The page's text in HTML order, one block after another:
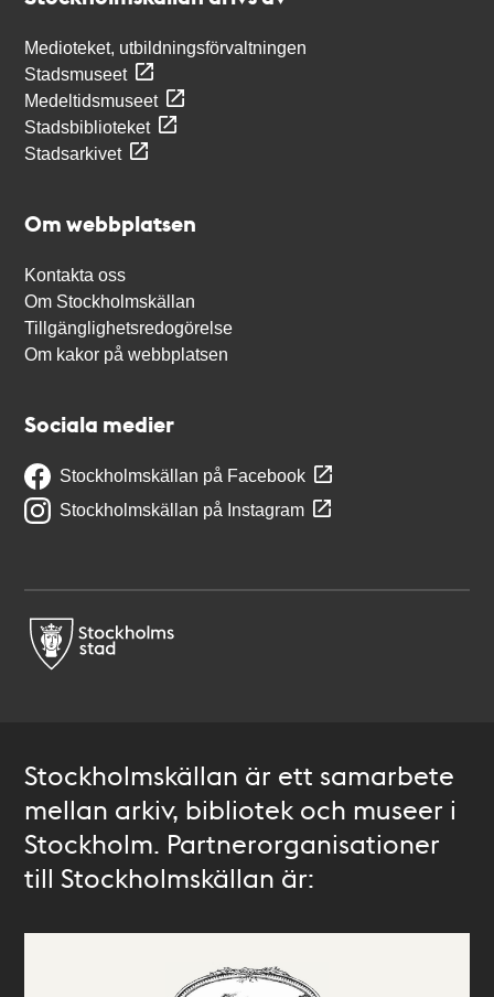
Medioteket, utbildningsförvaltningen
Stadsmuseet
Medeltidsmuseet
Stadsbiblioteket
Stadsarkivet
Om webbplatsen
Kontakta oss
Om Stockholmskällan
Tillgänglighetsredogörelse
Om kakor på webbplatsen
Sociala medier
Stockholmskällan på Facebook
Stockholmskällan på Instagram
Stockholmskällan är ett samarbete
mellan arkiv, bibliotek och museer i
Stockholm. Partnerorganisationer
till Stockholmskällan är: